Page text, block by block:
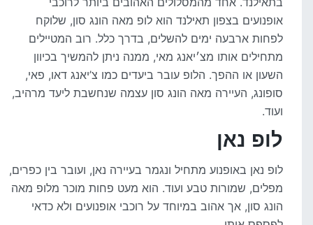
אופנועים בצפון תאילנד הוא לופ מאה הונג סון, שלוקח
לפחות ארבעה ימים להשלים, בדרך כלל. רוב המטיילים
מתחילים אותו מצ׳יאנג מאי, ממנה ניתן להמשיך בכיוון
השעון או ההפך. הלופ עובר ביעדים כמו צ’יאנג דאו, פאי,
סופונג, העיירה מאה הונג סון עצמה שנחשבת ליעד מרהיב,
ועוד.
לופ נאן
לופ נאן באופנוע מתחיל ונגמר בעיירה נאן, ועובר בין כפרים,
מפלים, שמורות טבע ועוד. הוא מעט פחות מוכר מלופ מאה
הונג סון, אך אהוב במיוחד על רוכבי אופנועים ולא כדאי